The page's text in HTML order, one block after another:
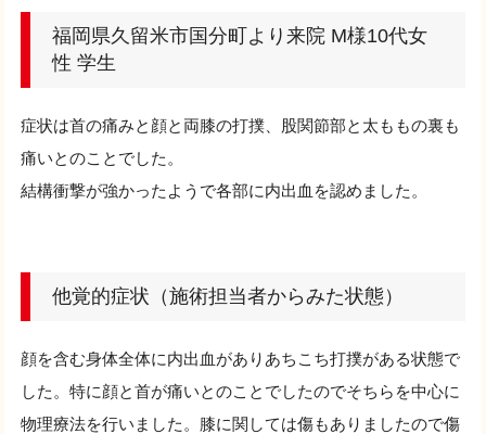
福岡県久留米市国分町より来院 M様10代女
性 学生
症状は首の痛みと顔と両膝の打撲、股関節部と太ももの裏も
痛いとのことでした。
結構衝撃が強かったようで各部に内出血を認めました。
他覚的症状（施術担当者からみた状態）
顔を含む身体全体に内出血がありあちこち打撲がある状態で
した。特に顔と首が痛いとのことでしたのでそちらを中心に
物理療法を行いました。膝に関しては傷もありましたので傷